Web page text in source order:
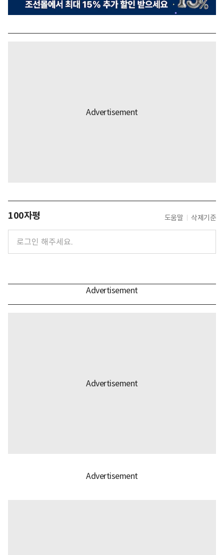
100자평 도움말 삭제기준